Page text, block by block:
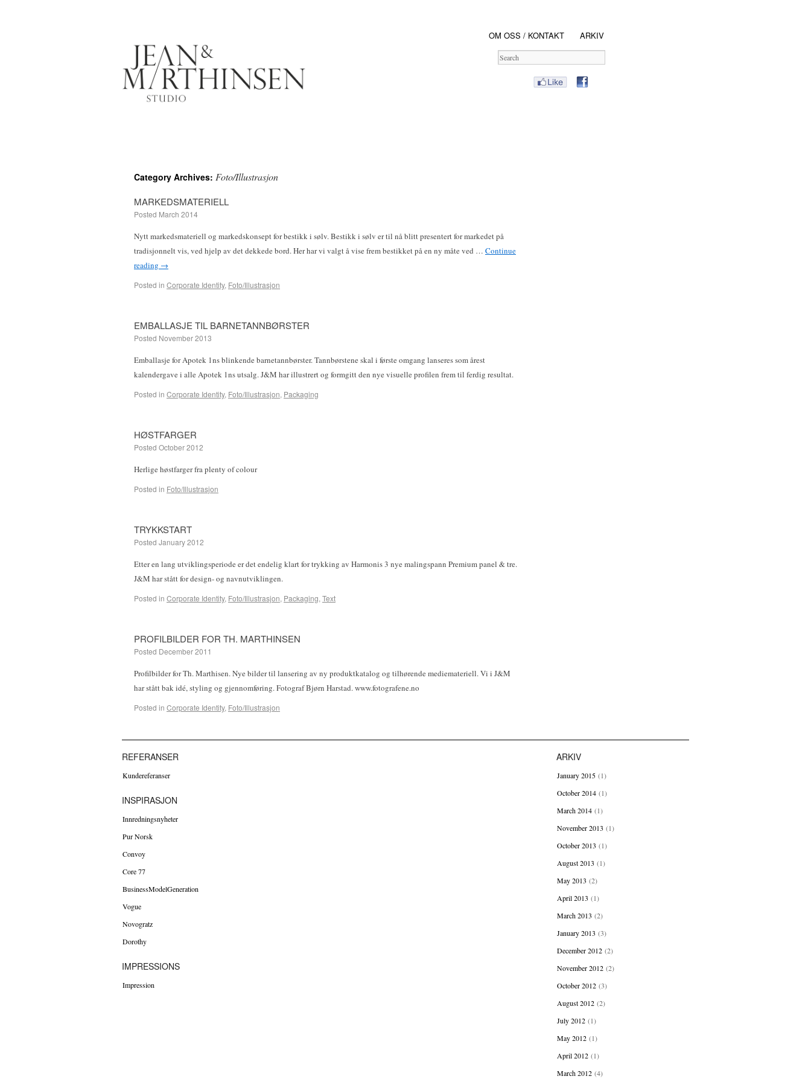
ARKIV
OM OSS / KONTAKT
Category Archives: Foto/Illustrasjon
MARKEDSMATERIELL
Posted March 2014
Nytt markedsmateriell og markedskonsept for bestikk i sølv. Bestikk i sølv er til nå blitt presentert for markedet på
tradisjonnelt vis, ved hjelp av det dekkede bord. Her har vi valgt å vise frem bestikket på en ny måte ved … Continue
reading →
Posted in Corporate Identity, Foto/Illustrasjon
EMBALLASJE TIL BARNETANNBØRSTER
Posted November 2013
Emballasje for Apotek 1ns blinkende barnetannbørster. Tannbørstene skal i første omgang lanseres som årest
kalendergave i alle Apotek 1ns utsalg. J&M har illustrert og formgitt den nye visuelle profilen frem til ferdig resultat.
Posted in Corporate Identity, Foto/Illustrasjon, Packaging
HØSTFARGER
Posted October 2012
Herlige høstfarger fra plenty of colour
Posted in Foto/Illustrasjon
TRYKKSTART
Posted January 2012
Etter en lang utviklingsperiode er det endelig klart for trykking av Harmonis 3 nye malingspann Premium panel & tre.
J&M har stått for design- og navnutviklingen.
Posted in Corporate Identity, Foto/Illustrasjon, Packaging,Text
PROFILBILDER FOR TH. MARTHINSEN
Posted December 2011
Profilbilder for Th. Marthisen. Nye bilder til lansering av ny produktkatalog og tilhørende mediemateriell. Vi i J&M
har stått bak idé, styling og gjennomføring. Fotograf Bjørn Harstad. www.fotografene.no
Posted in Corporate Identity, Foto/Illustrasjon
REFERANSER
Kundereferanser
INSPIRASJON
Innredningsnyheter
Pur Norsk
Convoy
Core 77
BusinessModelGeneration
Vogue
Novogratz
Dorothy
IMPRESSIONS
Impression
ARKIV
January 2015(1)
October 2014(1)
March 2014(1)
November 2013 (1)
October 2013 (1)
August 2013 (1)
May 2013 (2)
April 2013 (1)
March 2013 (2)
January 2013 (3)
December 2012(2)
November 2012(2)
October 2012(3)
August 2012(2)
July 2012(1)
May 2012(1)
April 2012(1)
March 2012(4)